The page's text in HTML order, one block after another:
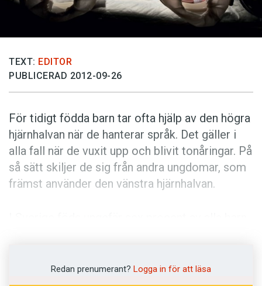
Podden
Annonsera
Prenumerera
Läs Språktidningen digitalt
Press
TEXT: EDITOR
PUBLICERAD 2012-09-26
För tidigt födda barn tar ofta hjälp av den högra
hjärnhalvan när de hanterar språk. Det gäller i
alla fall när de vuxit upp och blivit tonåringar. På
så sätt skiljer de sig från andra ungdomar, som
främst använder den vänstra hjärnhalvan.
Sammanlagt 44 för tidigt födda sextonåringar
matchades mot en grupp barn från samma
Redan prenumerant? Logga in för att läsa